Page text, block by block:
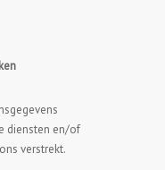
diensten en/of
verstrekt.